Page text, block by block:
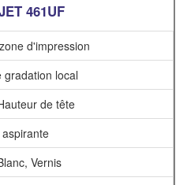
461UF
d'impression
gradation local
de tête
Vernis